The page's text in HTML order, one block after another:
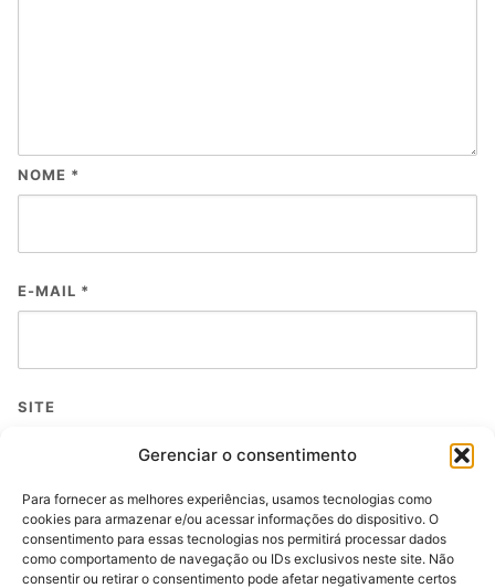
Gerenciar o consentimento
Para fornecer as melhores experiências, usamos tecnologias como
cookies para armazenar e/ou acessar informações do dispositivo. O
consentimento para essas tecnologias nos permitirá processar dados
como comportamento de navegação ou IDs exclusivos neste site. Não
consentir ou retirar o consentimento pode afetar negativamente certos
NOME *
E-MAIL *
SITE
SALVAR MEUS DADOS NESTE NAVEGADOR PARA A PRÓXIMA VEZ QUE
EU COMENTAR.